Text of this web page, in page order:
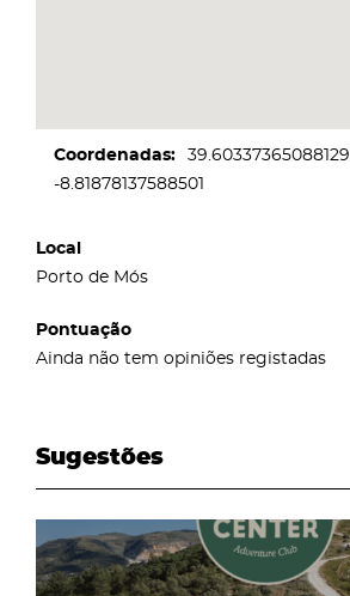
Coordenadas
39.60337365088129
-8.81878137588501
Local
Porto de Mós
Pontuação
Ainda não tem opiniões registadas
Sugestões
page